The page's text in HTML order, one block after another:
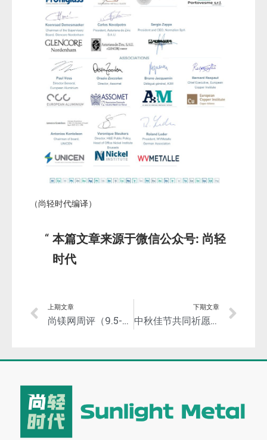
（尚轻时代编译）
本篇文章来源于微信公众号: 尚轻
时代
上期文章
尚镁网周评（9.5-9）：节前成交增量，镁市由弱转坚
下期文章
中秋佳节共同祈愿—镁好的事情即将发生！